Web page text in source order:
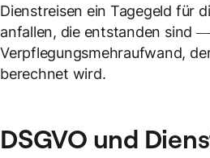
Dienstreisen ein Tagegeld für
anfallen, die entstanden sind
Verpflegungsmehraufwand,
berechnet wird.
DSGVO und